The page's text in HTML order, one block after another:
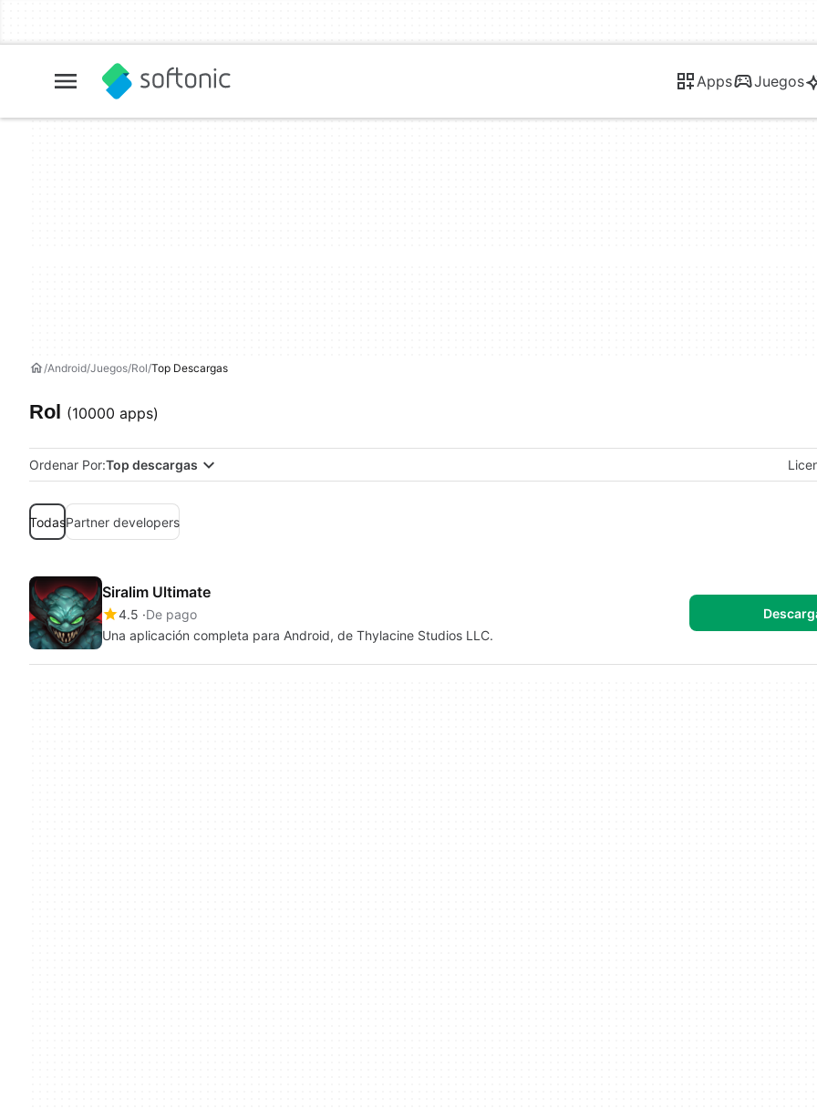
Apps Juegos
Android Juegos Rol Top Descargas
Rol (10000 apps)
Ordenar Por:Top descargas
TodasPartner developers
Siralim Ultimate
4.5 De pago
Una aplicación completa para Android, de Thylacine Studios LLC.